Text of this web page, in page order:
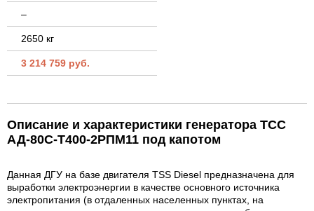
–
2650 кг
3 214 759 руб.
Описание и характеристики генератора ТСС
АД-80С-Т400-2РПМ11 под капотом
Данная ДГУ на базе двигателя TSS Diesel предназначена для
выработки электроэнергии в качестве основного источника
электропитания (в отдаленных населенных пунктах, на